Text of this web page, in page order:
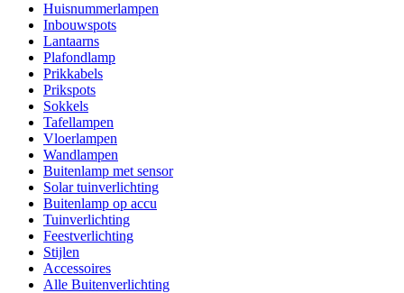
Huisnummerlampen
Inbouwspots
Lantaarns
Plafondlamp
Prikkabels
Prikspots
Sokkels
Tafellampen
Vloerlampen
Wandlampen
Buitenlamp met sensor
Solar tuinverlichting
Buitenlamp op accu
Tuinverlichting
Feestverlichting
Stijlen
Accessoires
Alle Buitenverlichting